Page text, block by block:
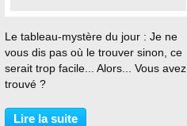
Le tableau-mystère du jour : Je ne
vous dis pas où le trouver sinon, ce
serait trop facile... Alors... Vous avez
trouvé ?
Lire la suite